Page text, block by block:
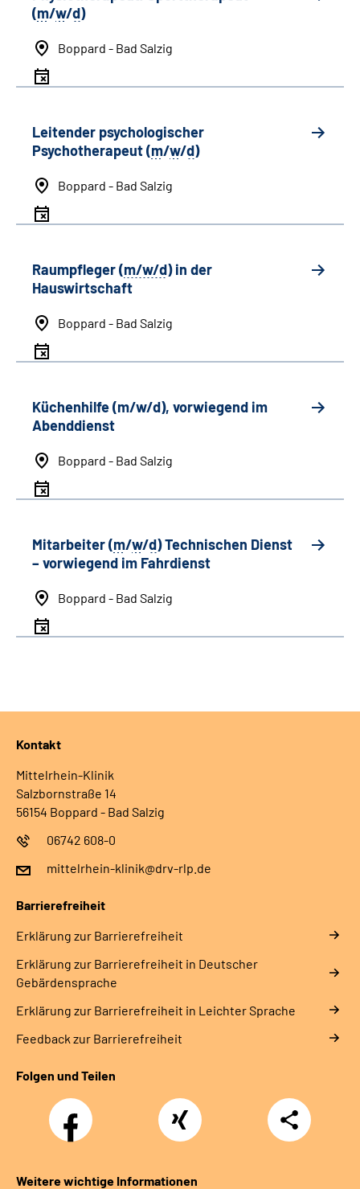
(m/w/d)
Boppard - Bad Salzig
Leitender psychologischer
Psychotherapeut (m/w/d)
Boppard - Bad Salzig
Raumpfleger (m/w/d) in der
Hauswirtschaft
Boppard - Bad Salzig
Küchenhilfe (m/w/d), vorwiegend im
Abenddienst
Boppard - Bad Salzig
Mitarbeiter (m/w/d) Technischen Dienst
– vorwiegend im Fahrdienst
Boppard - Bad Salzig
Kontakt
Mittelrhein-Klinik
Salzbornstraße 14
56154 Boppard - Bad Salzig
06742 608-0
mittelrhein-klinik@drv-rlp.de
Barrierefreiheit
Erklärung zur Barrierefreiheit
Erklärung zur Barrierefreiheit in Deutscher
Gebärdensprache
Erklärung zur Barrierefreiheit in Leichter Sprache
Feedback zur Barrierefreiheit
Folgen und Teilen
Facebook Xing
Teilen
Weitere wichtige Informationen